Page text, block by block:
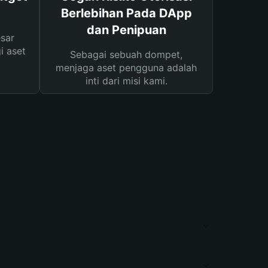
aset
Berlebihan Pada DApp
dan Penipuan
Sebagai sebuah dompet,
menjaga aset pengguna adalah
inti dari misi kami.